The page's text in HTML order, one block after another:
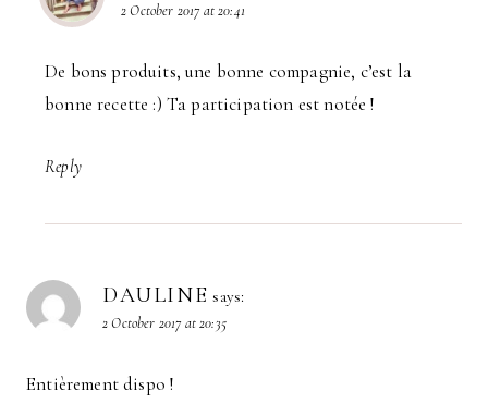
2 October 2017 at 20:41
De bons produits, une bonne compagnie, c’est la
bonne recette :) Ta participation est notée !
Reply
DAULINE says:
2 October 2017 at 20:35
Entièrement dispo !